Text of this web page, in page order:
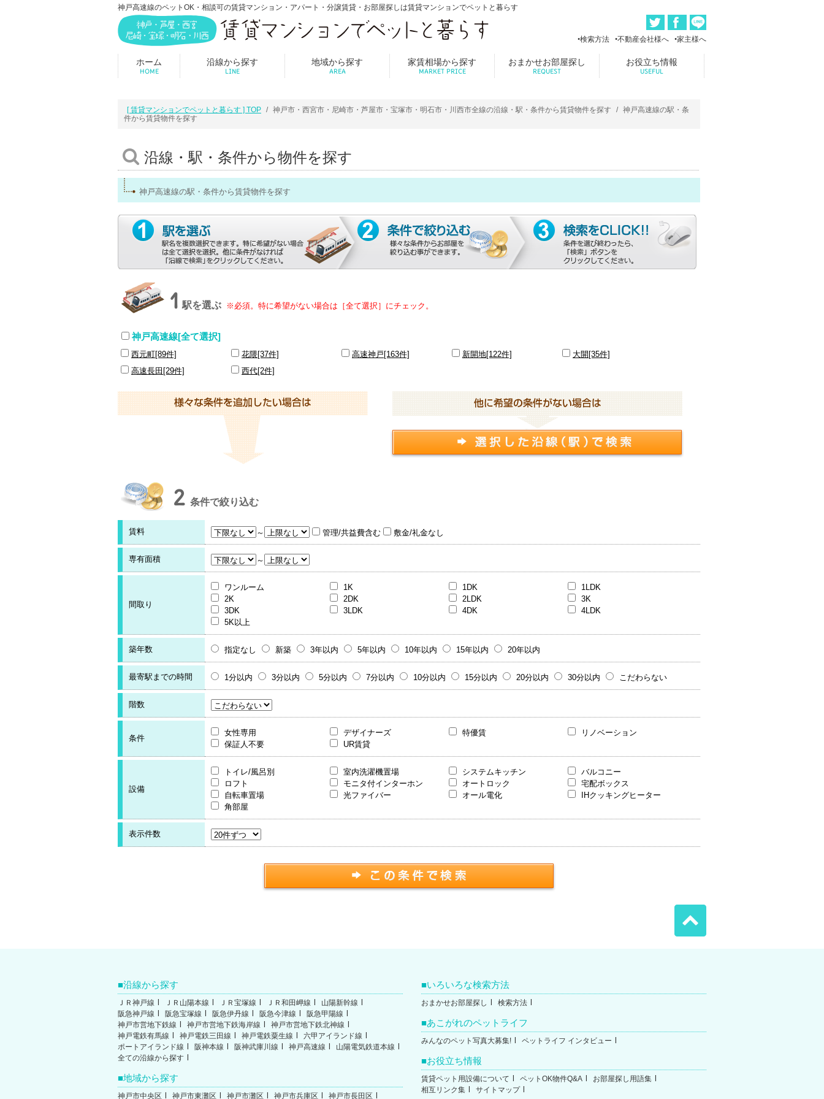
神戸高速線のペットOK・相談可の賃貸マンション・アパート・分譲賃貸・お部屋探しは賃貸マンションでペットと暮らす
検索方法 不動産会社様へ 家主様へ
ホーム
HOME
沿線から探す
LINE
地域から探す
AREA
家賃相場から探す
MARKET PRICE
おまかせお部屋探し
REQUEST
お役立ち情報
USEFUL
[ 賃貸マンションでペットと暮らす ] TOP 神戸市・西宮市・尼崎市・芦屋市・宝塚市・明石市・川西市全線の沿線・駅・条件から賃貸物件を探す
神戸高速線の駅・条
件から賃貸物件を探す
沿線・駅・条件から物件を探す
神戸高速線の駅・条件から賃貸物件を探す
1 駅を選ぶ ※必須。特に希望がない場合は［全て選択］にチェック。
神戸高速線[全て選択]
西元町[89件] 花隈[37件] 高速神戸[163件] 新開地[122件]
大開[35件]
高速長田[29件]
西代[2件]
2 条件で絞り込む
賃料 ～ 管理/共益費含む 敷金/礼金なし
専有面積 ～
間取り
ワンルーム 1K 1DK
1LDK
2K
2DK 2LDK
3K
3DK
3LDK 4DK
4LDK
5K以上
築年数 指定なし 新築 3年以内 5年以内 10年以内 15年以内 20年以内
最寄駅までの時間 1分以内 3分以内 5分以内 7分以内 10分以内 15分以内 20分以内 30分以内 こだわらない
階数
条件
女性専用 デザイナーズ 特優賃
リノベーション
保証人不要
UR賃貸
設備
トイレ/風呂別 室内洗濯機置場 システムキッチン
バルコニー
ロフト
モニタ付インターホン オートロック
宅配ボックス
自転車置場
光ファイバー オール電化
IHクッキングヒーター
角部屋
表示件数
沿線から探す
ＪＲ神戸線 ＪＲ山陽本線 ＪＲ宝塚線 ＪＲ和田岬線
山陽新幹線
阪急神戸線
阪急宝塚線 阪急伊丹線 阪急今津線
阪急甲陽線
神戸市営地下鉄線
神戸市営地下鉄海岸線
神戸市営地下鉄北神線
神戸電鉄有馬線
神戸電鉄三田線 神戸電鉄粟生線
六甲アイランド線
ポートアイランド線
阪神本線 阪神武庫川線 神戸高速線
山陽電気鉄道本線
全ての沿線から探す
地域から探す
神戸市中央区 神戸市東灘区 神戸市灘区 神戸市兵庫区 神戸市長田区
いろいろな検索方法
おまかせお部屋探し 検索方法
あこがれのペットライフ
みんなのペット写真大募集! ペットライフ インタビュー
お役立ち情報
賃貸ペット用設備について ペットOK物件Q&A
お部屋探し用語集
相互リンク集
サイトマップ